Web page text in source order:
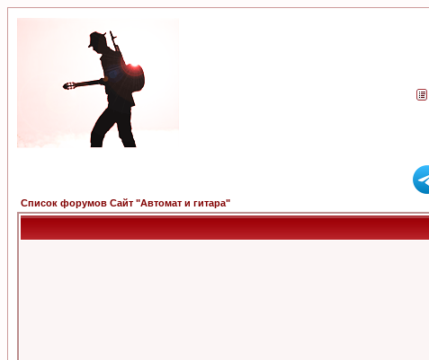
Список форумов Сайт "Автомат и гитара"